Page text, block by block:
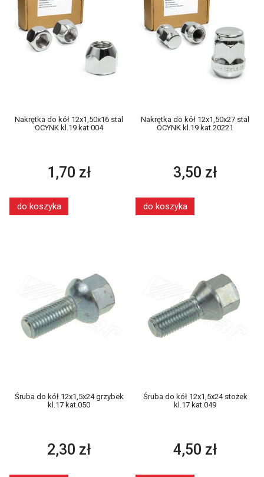
Nakrętka do kół 12x1,50x16 stal
OCYNK kl.19 kat.004
1,70 zł
do koszyka
Nakrętka do kół 12x1,50x27 stal
OCYNK kl.19 kat.20221
3,50 zł
do koszyka
Śruba do kół 12x1,5x24 grzybek
kl.17 kat.050
2,30 zł
Śruba do kół 12x1,5x24 stożek
kl.17 kat.049
4,50 zł